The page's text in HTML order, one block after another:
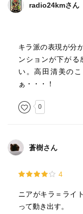
radio24kmさん
キラ派の表現が分
ンションが下がる
い。高田清美の
ぁ・・・！
0
蒼樹さん
4
ニアがキラ＝ライ
って動き出す。